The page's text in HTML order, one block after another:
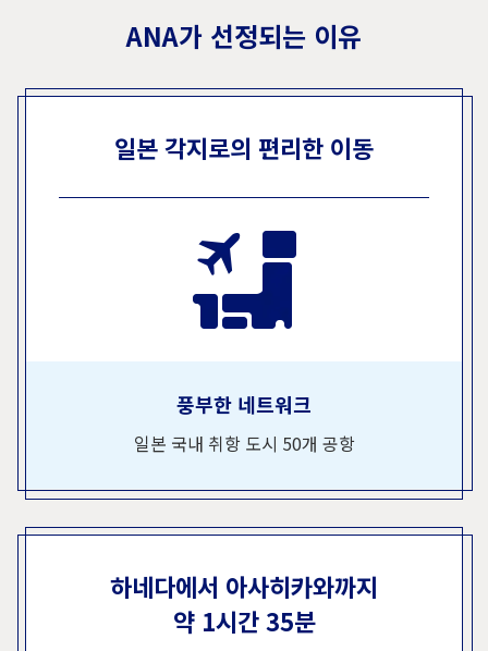
ANA가 선정되는 이유
일본 각지로의 편리한 이동
풍부한 네트워크
일본 국내 취항 도시 50개 공항
하네다에서 아사히카와까지
약 1시간 35분